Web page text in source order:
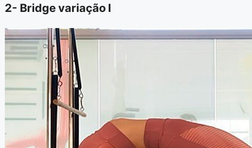
2- Bridge variação I